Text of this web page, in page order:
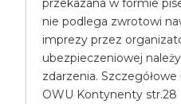
przekazana w formie
nie podlega zwrotowi
imprezy przez
ubezpieczeniowej
zdarzenia.
OWU Kontynenty str.28